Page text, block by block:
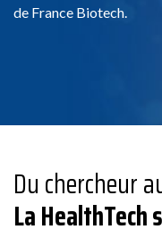
de France Biotech.
Du chercheur
La HealthTech